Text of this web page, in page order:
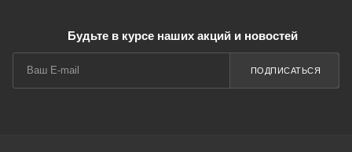
Будьте в курсе наших акций и новостей
ПОДПИСАТЬСЯ